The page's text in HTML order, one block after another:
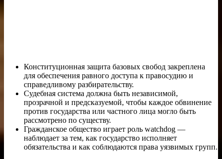
Конституционная защита базовых свобод закреплена
для обеспечения равного доступа к правосудию и
справедливому разбирательству.
Судебная система должна быть независимой,
прозрачной и предсказуемой, чтобы каждое обвинение
против государства или частного лица могло быть
рассмотрено по существу.
Гражданское общество играет роль watchdog —
наблюдает за тем, как государство исполняет
обязательства и как соблюдаются права уязвимых групп.